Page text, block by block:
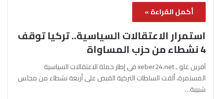
أكمل القراءة »
استمرار الاعتقالات السياسية.. تركيا توقف
4 نشطاء من حزب المساواة
آفرين علو ـ xeber24.net في إطار حملة الاعتقالات السياسية
المستمرة، ألقت السلطات التركية القبض على أربعة نشطاء من مجلس
شبيبة…